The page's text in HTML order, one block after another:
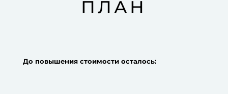
ПЛАН
До повышения стоимости осталось: